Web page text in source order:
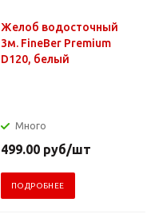
Желоб водосточный
3м. FineBer Premium
D120, белый
Много
499.00 руб/шт
ПОДРОБНЕЕ